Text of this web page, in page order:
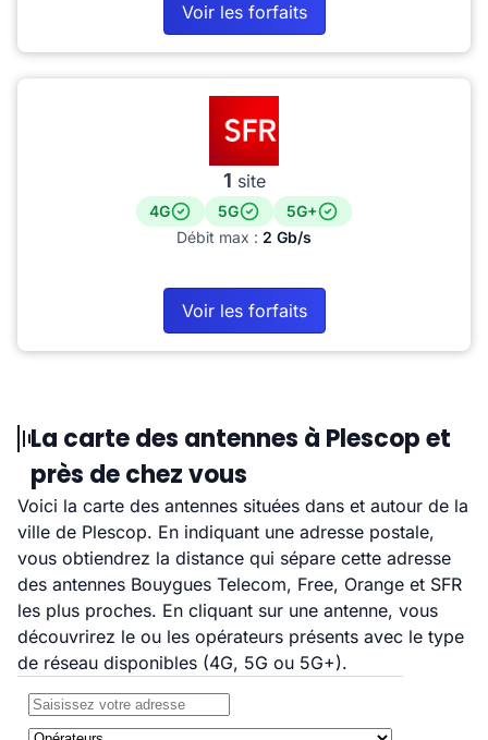
Voir les forfaits
1 site
4G 5G
5G+
Débit max : 2 Gb/s
Voir les forfaits
La carte des antennes à Plescop et
près de chez vous
Voici la carte des antennes situées dans et autour de la
ville de Plescop. En indiquant une adresse postale,
vous obtiendrez la distance qui sépare cette adresse
des antennes Bouygues Telecom, Free, Orange et SFR
les plus proches. En cliquant sur une antenne, vous
découvrirez le ou les opérateurs présents avec le type
de réseau disponibles (4G, 5G ou 5G+).